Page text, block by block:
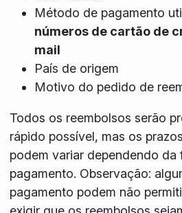
Método de pagamento
números de cartão de
mail
País de origem
Motivo do pedido de
Todos os reembolsos serão
rápido possível, mas os
podem variar dependendo da
pagamento. Observação:
pagamento podem não